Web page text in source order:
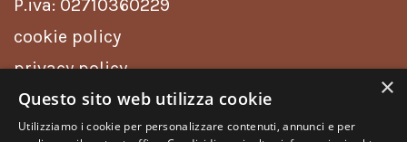
P.iva: 02710360229
cookie policy
privacy policy
×
Questo sito web utilizza cookie
Utilizziamo i cookie per personalizzare contenuti, annunci e per